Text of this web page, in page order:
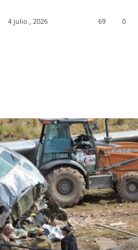
4 julio , 2026 0
69